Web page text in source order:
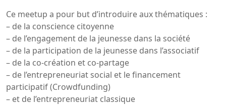
Ce meetup a pour but d’introduire aux thématiques :
– de la conscience citoyenne
– de l’engagement de la jeunesse dans la société
– de la participation de la jeunesse dans l’associatif
– de la co-création et co-partage
– de l’entrepreneuriat social et le financement
participatif (Crowdfunding)
– et de l’entrepreneuriat classique